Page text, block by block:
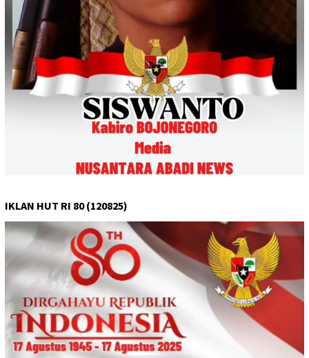
IKLAN HUT RI 80 (120825)